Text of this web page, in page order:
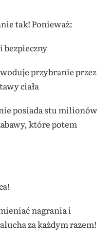
tak! Ponieważ:
bezpieczny
przybranie przez
ciała
posiada stu milionów
które potem
nagrania i
za każdym razem!